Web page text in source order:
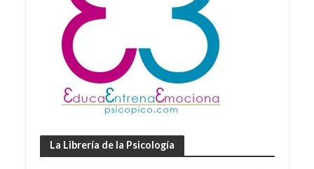
La Librería de la Psicología